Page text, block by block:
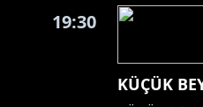
19:30
KÜÇÜK